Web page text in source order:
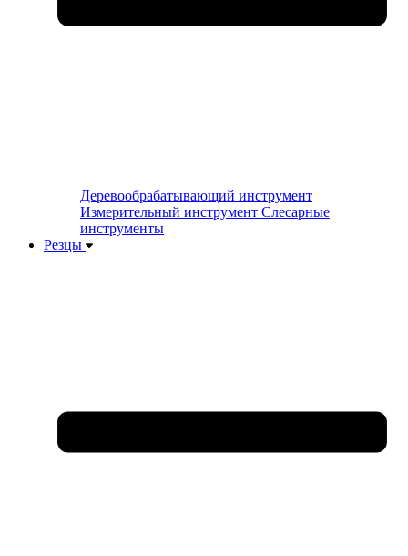
Деревообрабатывающий инструмент
Измерительный инструмент Слесарные
инструменты
Резцы